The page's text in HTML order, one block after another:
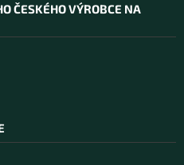
ČESKÉHO VÝROBCE NA